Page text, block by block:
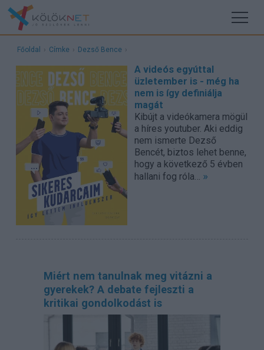
Főoldal › Címke › Dezső Bence ›
A videós egyúttal
üzletember is - még ha
nem is így definiálja
magát
Kibújt a videókamera mögül
a híres youtuber. Aki eddig
nem ismerte Dezső
Bencét, biztos lehet benne,
hogy a következő 5 évben
hallani fog róla… »
Miért nem tanulnak meg vitázni a
gyerekek? A debate fejleszti a
kritikai gondolkodást is